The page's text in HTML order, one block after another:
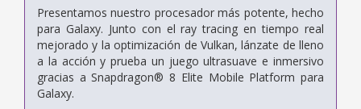
Presentamos nuestro procesador más potente, hecho
para Galaxy. Junto con el ray tracing en tiempo real
mejorado y la optimización de Vulkan, lánzate de lleno
a la acción y prueba un juego ultrasuave e inmersivo
gracias a Snapdragon® 8 Elite Mobile Platform para
Galaxy.